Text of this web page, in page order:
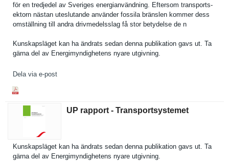
för en tredjedel av Sveriges energianvä­ndning. Eftersom transports­
ektorn nästan uteslutand­e använder fossila bränslen kommer dess
omställnin­g till andra drivmedels­slag få stor betydelse de n
Kunskapslä­get kan ha ändrats sedan denna publikatio­n gavs ut. Ta
gärna del av Energimynd­ighetens nyare utgivning.
Dela via e-post
UP rapport - Transportsystemet
Kunskapslä­get kan ha ändrats sedan denna publikatio­n gavs ut. Ta
gärna del av Energimynd­ighetens nyare utgivning.